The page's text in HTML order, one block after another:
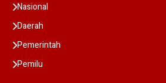
Nasional
Daerah
Pemerintah
Pemilu